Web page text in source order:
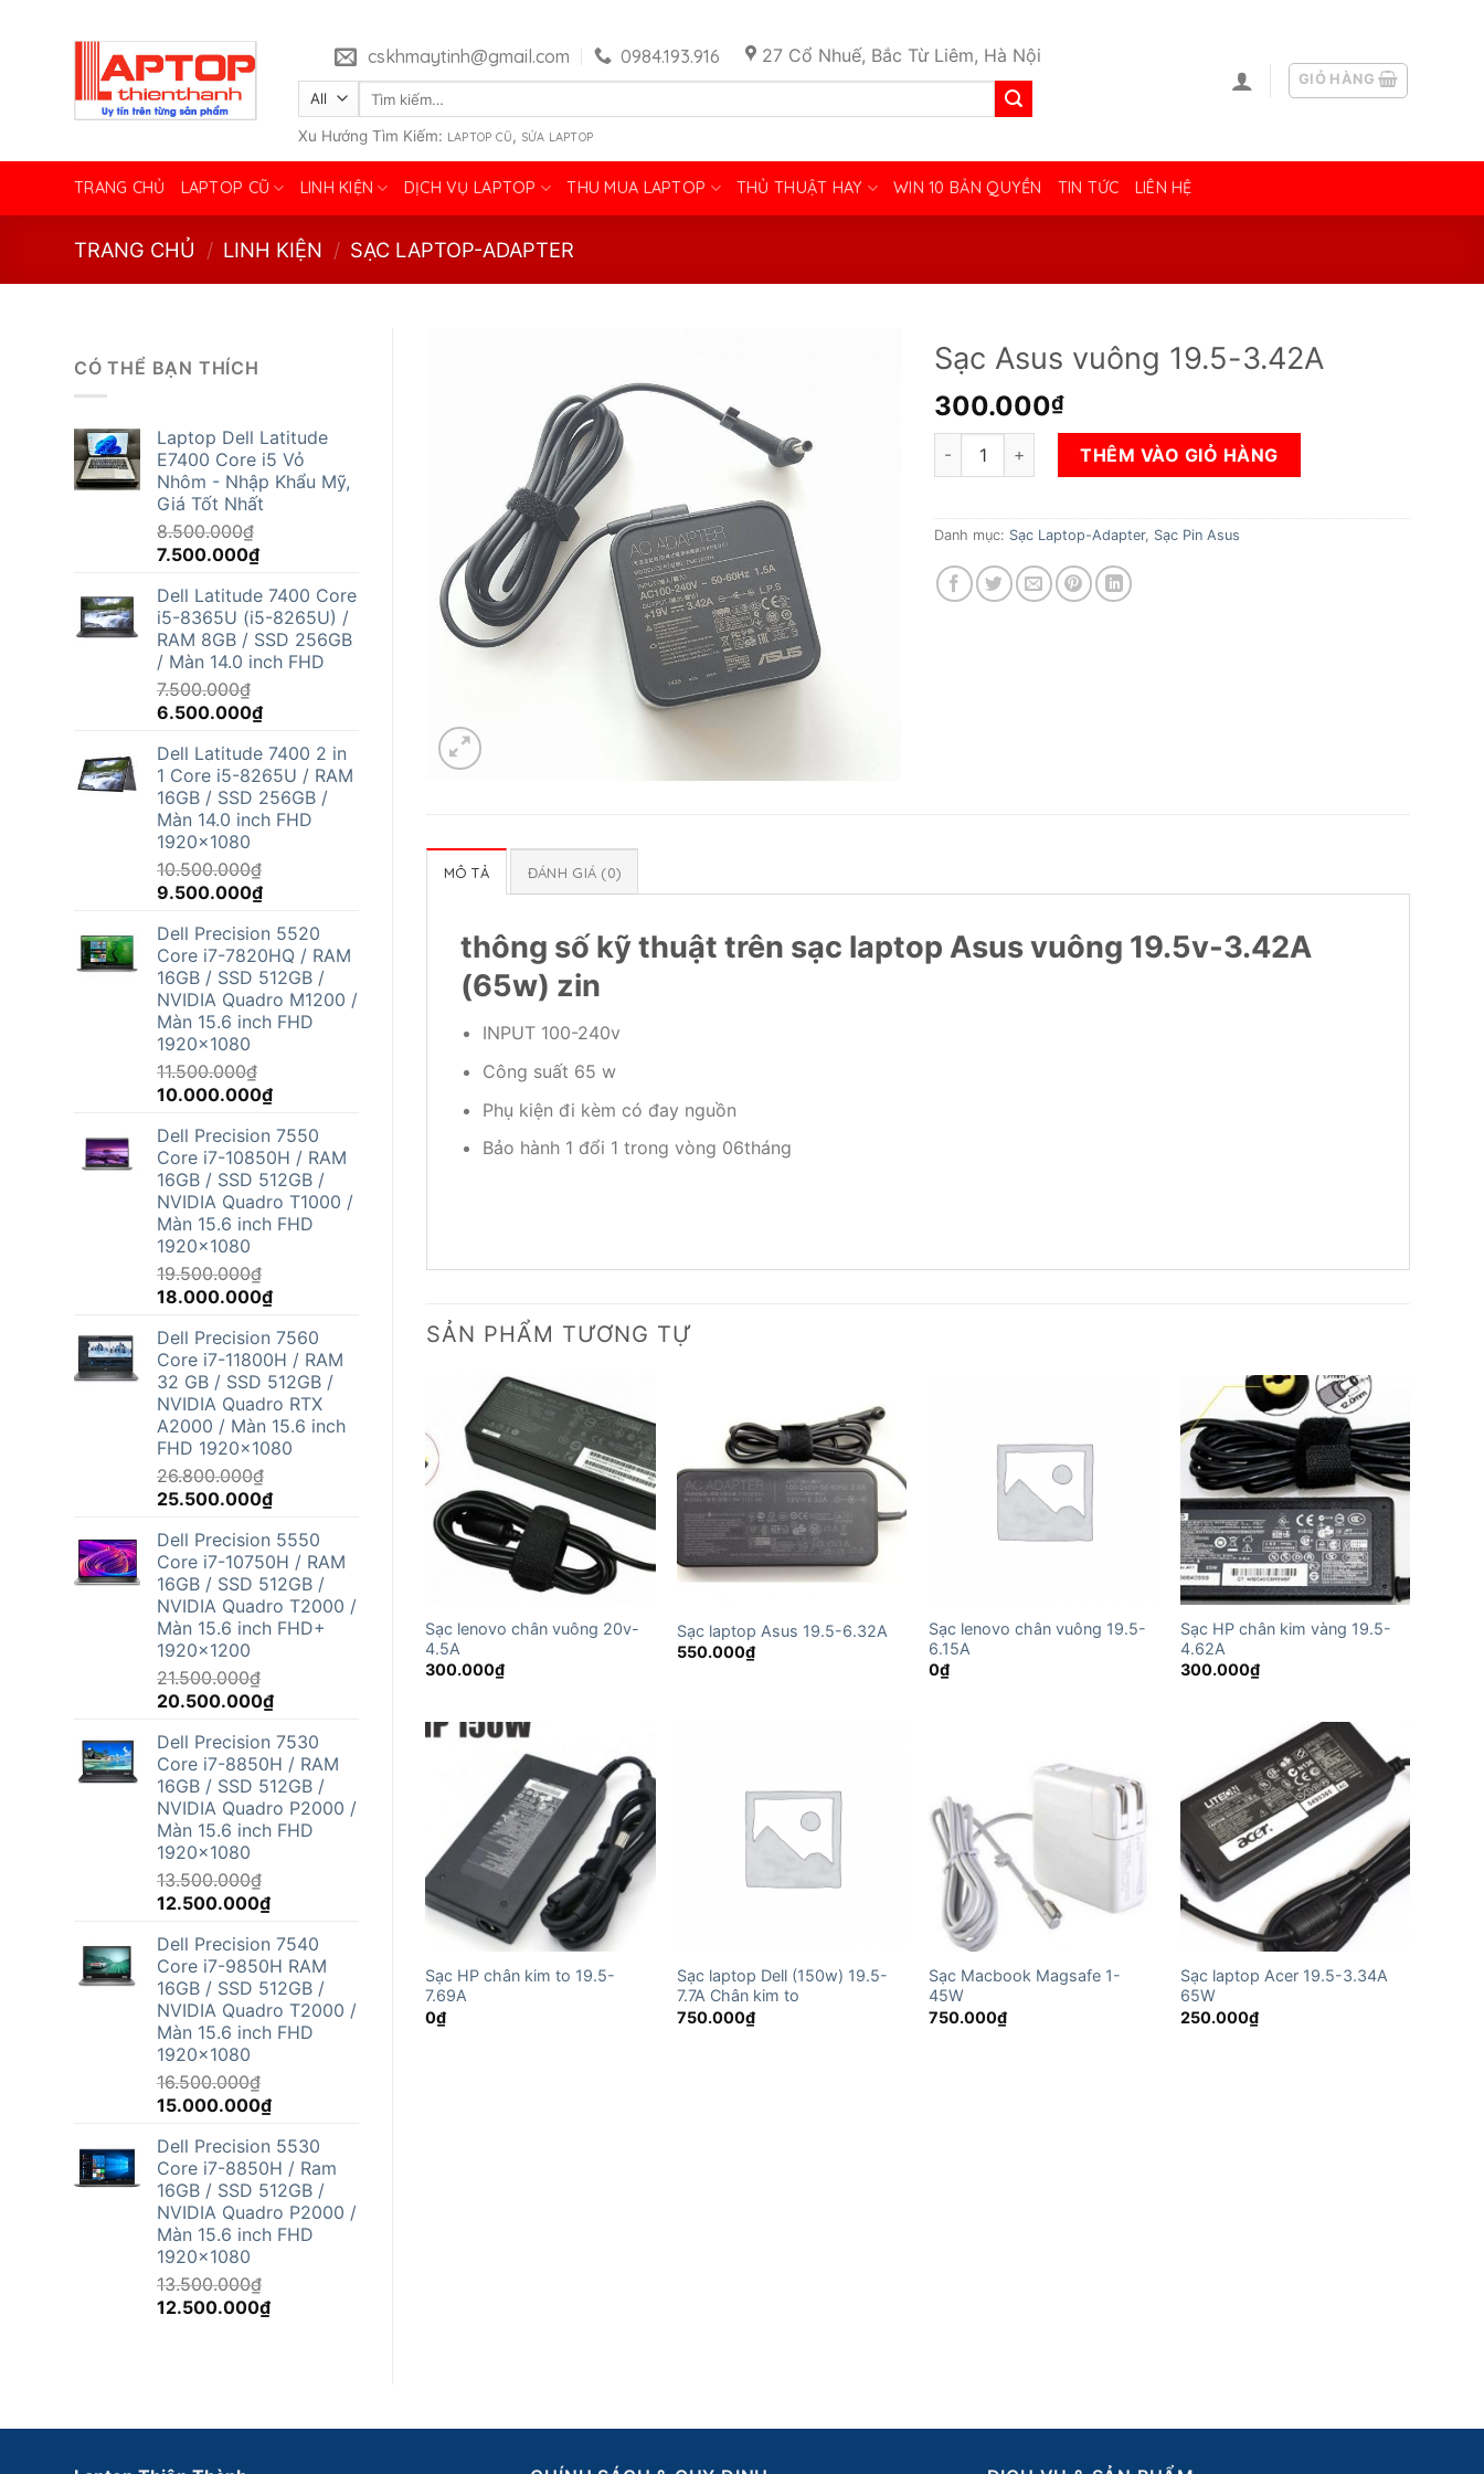
cskhmaytinh@gmail.com 0984.193.916 27 Cổ Nhuế, Bắc Từ Liêm, Hà Nội
Tìm
Xu Hướng Tìm Kiếm: LAPTOP CŨ, SỬA LAPTOP
GIỎ HÀNG
TRANG CHỦ LAPTOP CŨ LINH KIỆN DỊCH VỤ LAPTOP THU MUA LAPTOP THỦ THUẬT HAY WIN 10 BẢN QUYỀN TIN TỨC LIÊN HỆ
TRANG CHỦ / LINH KIỆN / SẠC LAPTOP-ADAPTER
CÓ THỂ BẠN THÍCH
Laptop Dell Latitude
E7400 Core i5 Vỏ
Nhôm - Nhập Khẩu Mỹ,
Giá Tốt Nhất
8.500.000₫
Giá
là:
8.500.000₫.
7.500.000₫Giá
tại
là:
7.500.000₫.
Dell Latitude 7400 Core
i5-8365U (i5-8265U) /
RAM 8GB / SSD 256GB
/ Màn 14.0 inch FHD
7.500.000₫
Giá
là:
7.500.000₫.
6.500.000₫Giá
tại
là:
6.500.000₫.
Dell Latitude 7400 2 in
1 Core i5-8265U / RAM
16GB / SSD 256GB /
Màn 14.0 inch FHD
1920x1080
10.500.000₫
Giá
là:
10.500.000₫.
9.500.000₫Giá
tại
là:
9.500.000₫.
Dell Precision 5520
Core i7-7820HQ / RAM
16GB / SSD 512GB /
NVIDIA Quadro M1200 /
Màn 15.6 inch FHD
1920x1080
11.500.000₫
Giá
là:
11.500.000₫.
10.000.000₫Giá
tại
là:
10.000.000₫.
Dell Precision 7550
Core i7-10850H / RAM
16GB / SSD 512GB /
NVIDIA Quadro T1000 /
Màn 15.6 inch FHD
1920x1080
19.500.000₫
Giá
là:
19.500.000₫.
18.000.000₫Giá
tại
là:
18.000.000₫.
Dell Precision 7560
Core i7-11800H / RAM
32 GB / SSD 512GB /
NVIDIA Quadro RTX
A2000 / Màn 15.6 inch
FHD 1920x1080
26.800.000₫
Giá
là:
26.800.000₫.
25.500.000₫Giá
tại
là:
25.500.000₫.
Dell Precision 5550
Core i7-10750H / RAM
16GB / SSD 512GB /
NVIDIA Quadro T2000 /
Màn 15.6 inch FHD+
1920x1200
21.500.000₫
Giá
là:
21.500.000₫.
20.500.000₫Giá
tại
là:
20.500.000₫.
Dell Precision 7530
Core i7-8850H / RAM
16GB / SSD 512GB /
NVIDIA Quadro P2000 /
Màn 15.6 inch FHD
1920x1080
13.500.000₫
Giá
là:
13.500.000₫.
12.500.000₫Giá
tại
là:
12.500.000₫.
Dell Precision 7540
Core i7-9850H RAM
16GB / SSD 512GB /
NVIDIA Quadro T2000 /
Màn 15.6 inch FHD
1920x1080
16.500.000₫
Giá
là:
16.500.000₫.
15.000.000₫Giá
tại
là:
15.000.000₫.
Dell Precision 5530
Core i7-8850H / Ram
16GB / SSD 512GB /
NVIDIA Quadro P2000 /
Màn 15.6 inch FHD
1920x1080
13.500.000₫
Giá
12.500.000₫Giá
Sạc Asus vuông 19.5-3.42A
300.000₫
Sạc Asus vuông 19.5-3.42A số lượng
THÊM VÀO GIỎ HÀNG
Danh mục: Sạc Laptop-Adapter, Sạc Pin Asus
MÔ TẢ ĐÁNH GIÁ (0)
thông số kỹ thuật trên sạc laptop Asus vuông 19.5v-3.42A
(65w) zin
INPUT 100-240v
Công suất 65 w
Phụ kiện đi kèm có đay nguồn
Bảo hành 1 đổi 1 trong vòng 06tháng
SẢN PHẨM TƯƠNG TỰ
Sạc lenovo chân vuông 20v-
4.5A
300.000₫
Sạc laptop Asus 19.5-6.32A
550.000₫
Sạc lenovo chân vuông 19.5-
6.15A
0₫
Sạc HP chân kim vàng 19.5-
4.62A
300.000₫
Sạc HP chân kim to 19.5-
7.69A
0₫
Sạc laptop Dell (150w) 19.5-
7.7A Chân kim to
750.000₫
Sạc Macbook Magsafe 1-
45W
750.000₫
Sạc laptop Acer 19.5-3.34A
65W
250.000₫